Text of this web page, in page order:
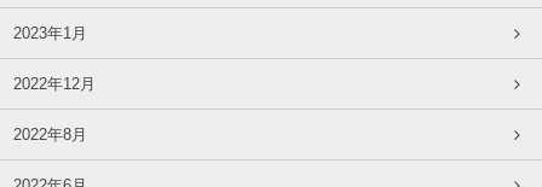
2023年1月
2022年12月
2022年8月